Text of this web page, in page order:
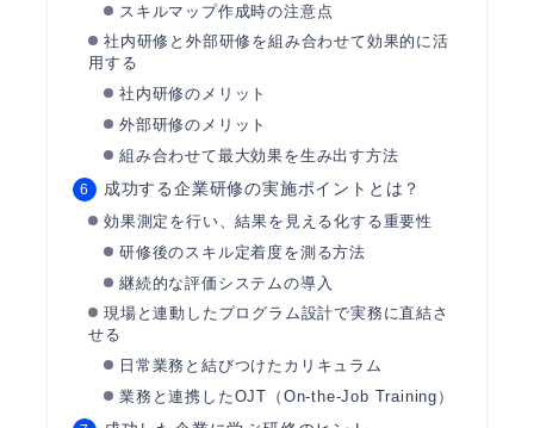
スキルマップ作成時の注意点
社内研修と外部研修を組み合わせて効果的に活
用する
社内研修のメリット
外部研修のメリット
組み合わせて最大効果を生み出す方法
成功する企業研修の実施ポイントとは？
効果測定を行い、結果を見える化する重要性
研修後のスキル定着度を測る方法
継続的な評価システムの導入
現場と連動したプログラム設計で実務に直結さ
せる
日常業務と結びつけたカリキュラム
業務と連携したOJT（On-the-Job Training）